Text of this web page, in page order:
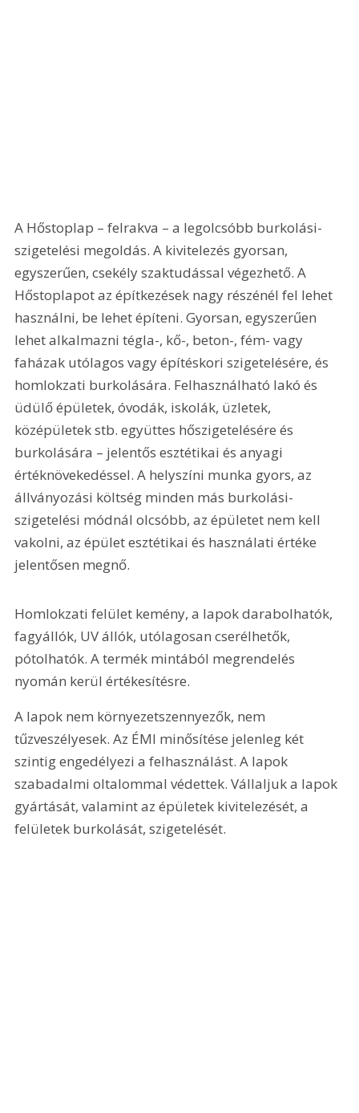
A Hőstoplap – felrakva – a legolcsóbb burkolási-
szigetelési megoldás. A kivitelezés gyorsan,
egyszerűen, csekély szaktudással végezhető. A
Hőstoplapot az építkezések nagy részénél fel lehet
használni, be lehet építeni. Gyorsan, egyszerűen
lehet alkalmazni tégla-, kő-, beton-, fém- vagy
faházak utólagos vagy építéskori szigetelésére, és
homlokzati burkolására. Felhasználható lakó és
üdülő épületek, óvodák, iskolák, üzletek,
középületek stb. együttes hőszigetelésére és
burkolására – jelentős esztétikai és anyagi
értéknövekedéssel. A helyszíni munka gyors, az
állványozási költség minden más burkolási-
szigetelési módnál olcsóbb, az épületet nem kell
vakolni, az épület esztétikai és használati értéke
jelentősen megnő.
Homlokzati felület kemény, a lapok darabolhatók,
fagyállók, UV állók, utólagosan cserélhetők,
pótolhatók. A termék mintából megrendelés
nyomán kerül értékesítésre.
A lapok nem környezetszennyezők, nem
tűzveszélyesek. Az ÉMI minősítése jelenleg két
szintig engedélyezi a felhasználást. A lapok
szabadalmi oltalommal védettek. Vállaljuk a lapok
gyártását, valamint az épületek kivitelezését, a
felületek burkolását, szigetelését.